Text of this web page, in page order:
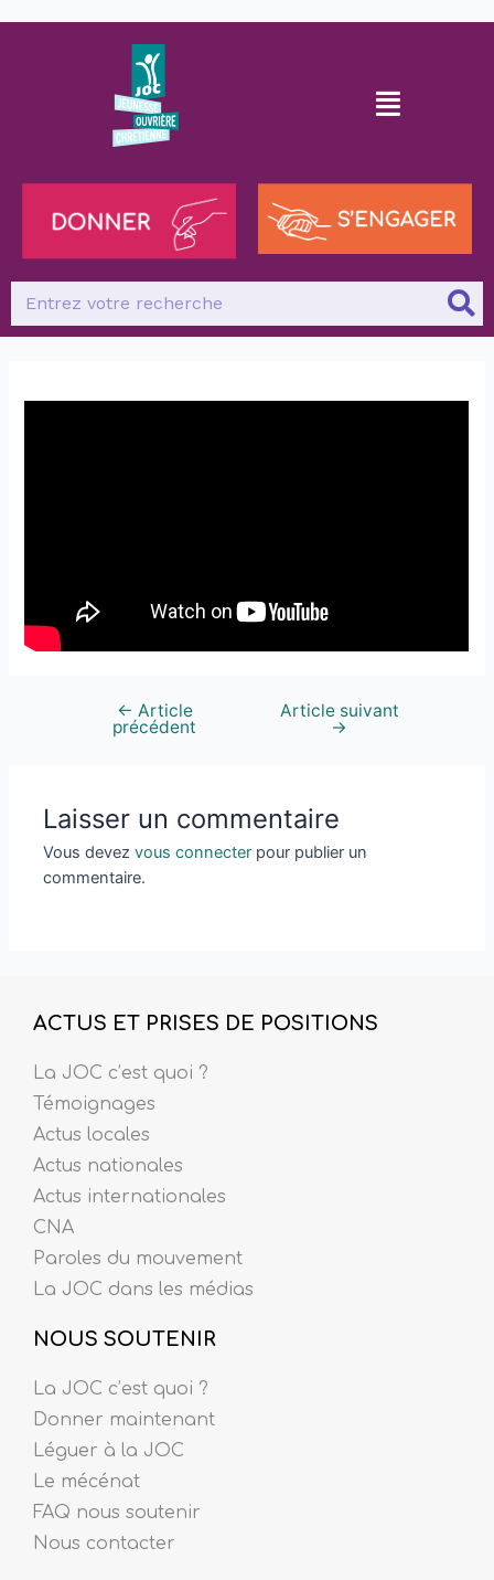
← Article
précédent
Article suivant
→
Laisser un commentaire
Vous devezvous connecter pour publier un
commentaire.
ACTUS ET PRISES DE POSITIONS
La JOC c’est quoi ?
Témoignages
Actus locales
Actus nationales
Actus internationales
CNA
Paroles du mouvement
La JOC dans les médias
NOUS SOUTENIR
La JOC c’est quoi ?
Donner maintenant
Léguer à la JOC
Le mécénat
FAQ nous soutenir
Nous contacter